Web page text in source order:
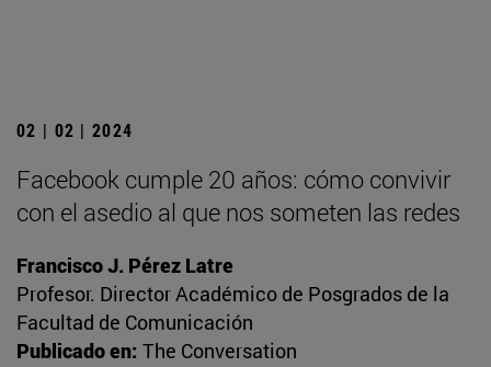
02 | 02 | 2024
Facebook cumple 20 años: cómo convivir
con el asedio al que nos someten las redes
Francisco J. Pérez Latre
Profesor. Director Académico de Posgrados de la
Facultad de Comunicación
Publicado en: The Conversation